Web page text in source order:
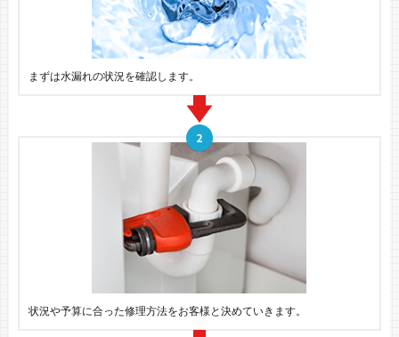
まずは水漏れの状況を確認します。
状況や予算に合った修理方法をお客様と決めていきます。